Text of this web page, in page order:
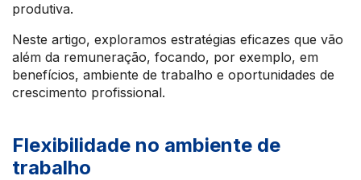
produtiva.
Neste artigo, exploramos estratégias eficazes que vão
além da remuneração, focando, por exemplo, em
benefícios, ambiente de trabalho e oportunidades de
crescimento profissional.
Flexibilidade no ambiente de
trabalho